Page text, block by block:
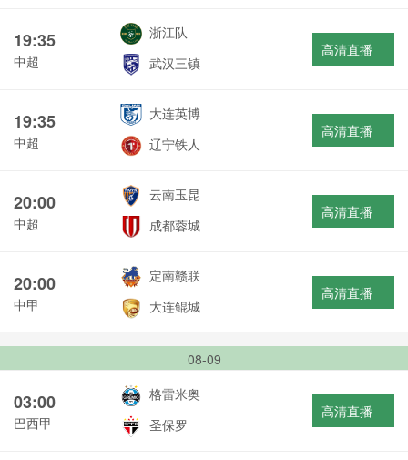
19:35
中超
浙江队
武汉三镇
高清直播
19:35
中超
大连英博
辽宁铁人
高清直播
20:00
中超
云南玉昆
成都蓉城
高清直播
20:00
中甲
定南赣联
大连鲲城
高清直播
08-09
03:00
巴西甲
格雷米奥
圣保罗
高清直播